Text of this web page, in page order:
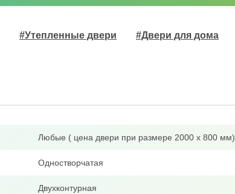
#Утепленные двери #Двери для дома
Любые ( цена двери при размере 2000 х 800 мм)
Одностворчатая
Двухконтурная